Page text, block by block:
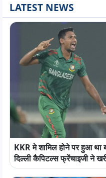
LATEST NEWS
KKR मे शामिल होने पर हुआ था
दिल्ली कैपिटल्स फ्रेंचाइजी ने